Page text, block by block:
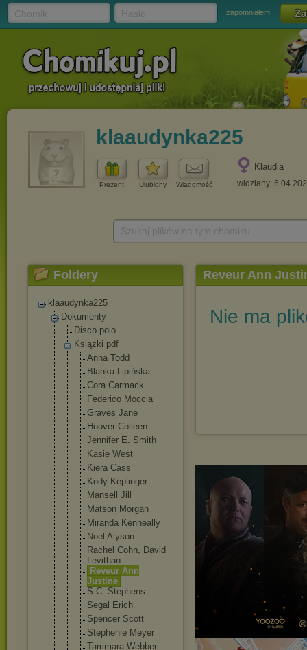
zapomniałem
klaaudynka225
Prezent Ulubiony Wiadomość
Klaudia
widziany:
Foldery
klaaudynka225
Dokumenty
Disco polo
Książki pdf
Anna Todd
Blanka Lipińska
Cora Carmack
Federico Moccia
Graves Jane
Hoover Colleen
Jennifer E. Smith
Kasie West
Kiera Cass
Kody Keplinger
Mansell Jill
Matson Morgan
Miranda Kenneally
Noel Alyson
Rachel Cohn, David
Levithan
Reveur Ann
Justine
S.C. Stephens
Segal Erich
Spencer Scott
Stephenie Meyer
Tammara Webber
Reveur Ann
Nie ma